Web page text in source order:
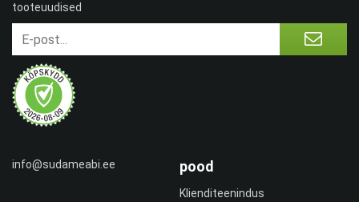
info@sudameabi.ee pood
Klienditeenindus
tooteuudised